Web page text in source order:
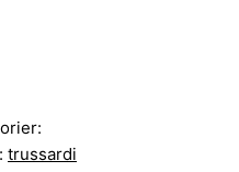
trussardi